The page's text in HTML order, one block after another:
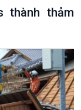
thành thảm